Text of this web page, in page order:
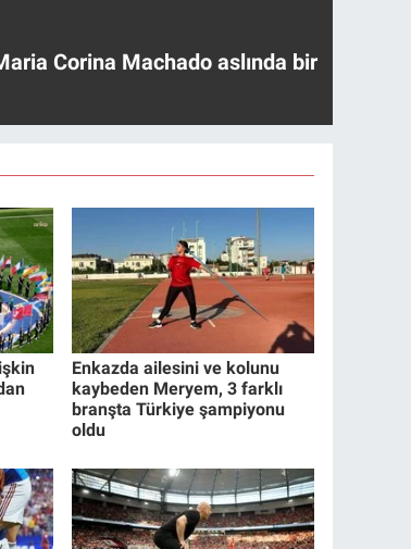
Corina Machado aslında bir
Enkazda ailesini ve kolunu
kaybeden Meryem, 3 farklı
branşta Türkiye şampiyonu
oldu